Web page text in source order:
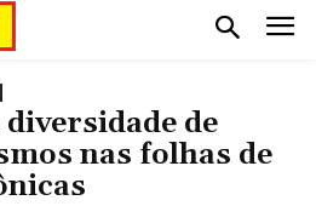
de
nas folhas de